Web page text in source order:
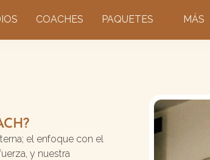
COACHES PAQUETES MÁS
el enfoque con el
y nuestra